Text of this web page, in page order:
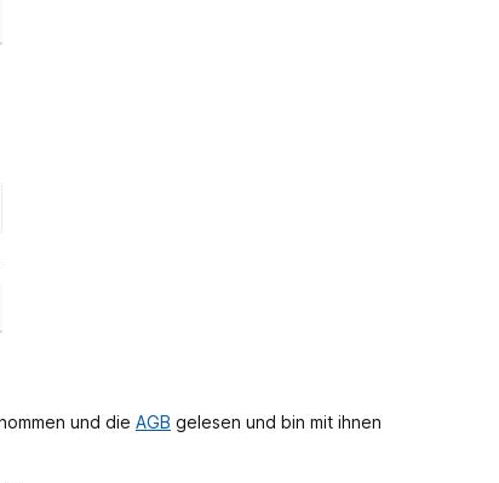
und die AGB gelesen und bin mit ihnen